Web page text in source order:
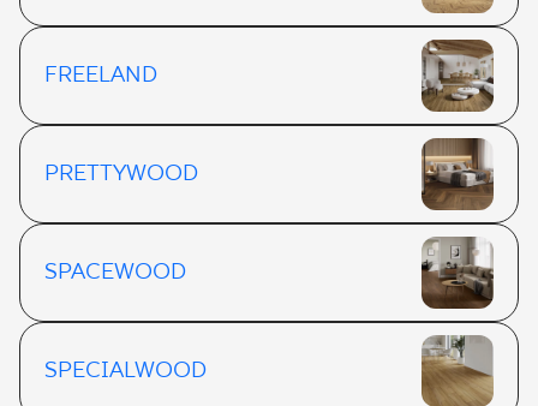
FREELAND
PRETTYWOOD
SPACEWOOD
SPECIALWOOD